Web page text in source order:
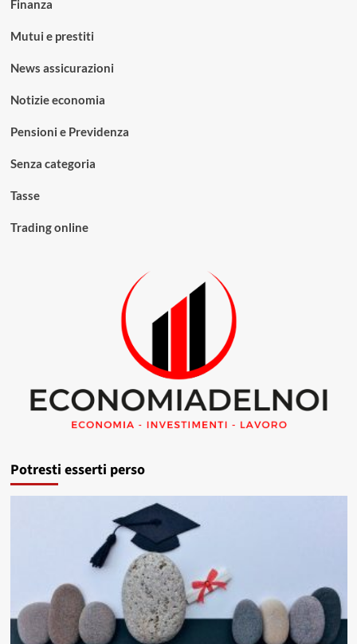
Finanza
Mutui e prestiti
News assicurazioni
Notizie economia
Pensioni e Previdenza
Senza categoria
Tasse
Trading online
Potresti esserti perso